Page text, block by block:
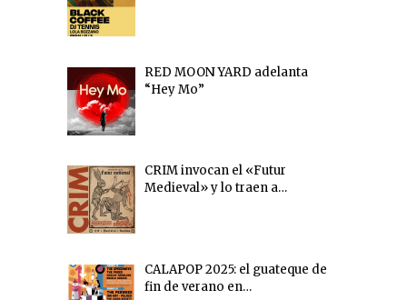
RED MOON YARD adelanta
“Hey Mo”
CRIM invocan el «Futur
Medieval» y lo traen a…
CALAPOP 2025: el guateque de
fin de verano en…